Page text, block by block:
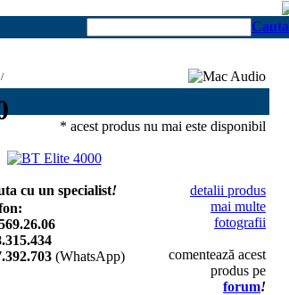
Cauta
/
* acest produs nu mai este disponibil
cu un specialist!
(WhatsApp)
detalii produs
mai multe
fotografii
comentează acest
produs pe
forum!